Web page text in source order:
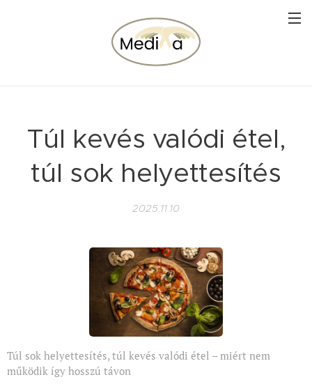
Túl kevés valódi étel,
túl sok helyettesítés
2025.11.10
Túl sok helyettesítés, túl kevés valódi étel – miért nem
működik így hosszú távon